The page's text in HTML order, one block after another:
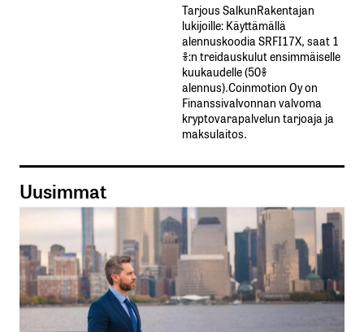
Tarjous SalkunRakentajan
lukijoille: Käyttämällä​ ​
alennuskoodia​ ​SRFI17X,​ ​saat​ ​1
%:n treidauskulut​ ​ensimmäiselle​ ​
kuukaudelle​ ​(50%​ ​
alennus).Coinmotion Oy on
Finanssivalvonnan valvoma
kryptovarapalvelun tarjoaja ja
maksulaitos.
Uusimmat